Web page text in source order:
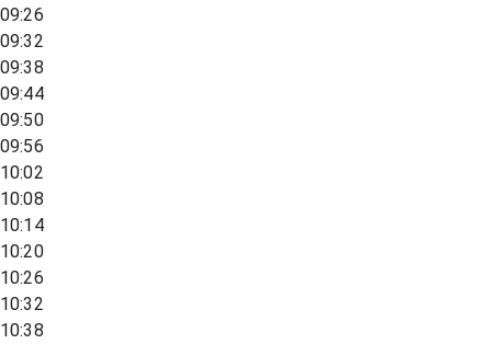
09:26
09:32
09:38
09:44
09:50
09:56
10:02
10:08
10:14
10:20
10:26
10:32
10:38